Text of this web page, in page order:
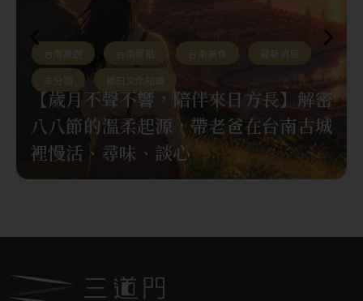
台南旅遊 台南景點 台南美食 最新消息
未分類
節日文化知識
【歲月不聲不響，陪伴來日方長】解密
八八節的溫柔起源，帶老爸在台南古城
裡慢活、尋味、談心